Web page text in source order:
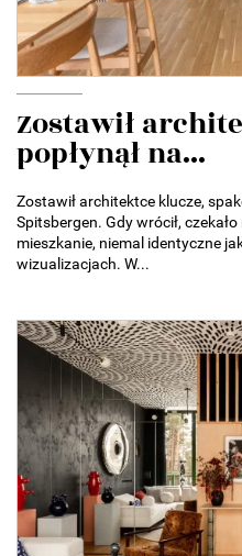
Zostawił
popłynął na...
Zostawił architektce klucze,
Spitsbergen. Gdy wrócił,
mieszkanie, niemal identyczne
wizualizacjach. W...